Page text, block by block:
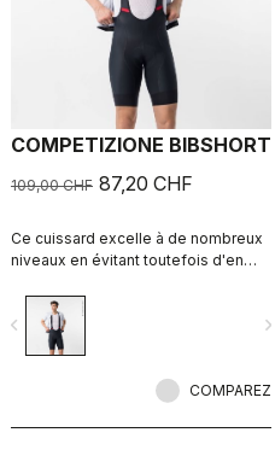
COMPETIZIONE BIBSHORT
109,00 CHF 87,20 CHF
Ce cuissard excelle à de nombreux
niveaux en évitant toutefois d'en
qualité, sa coupe parfaite, ses
coutures plates, sa peau de
chamois KISS Air2 et ses bandes de
partage certaines caractéristiques
Aero Race 4 pour les pros.
navigate_before
COMPAREZ